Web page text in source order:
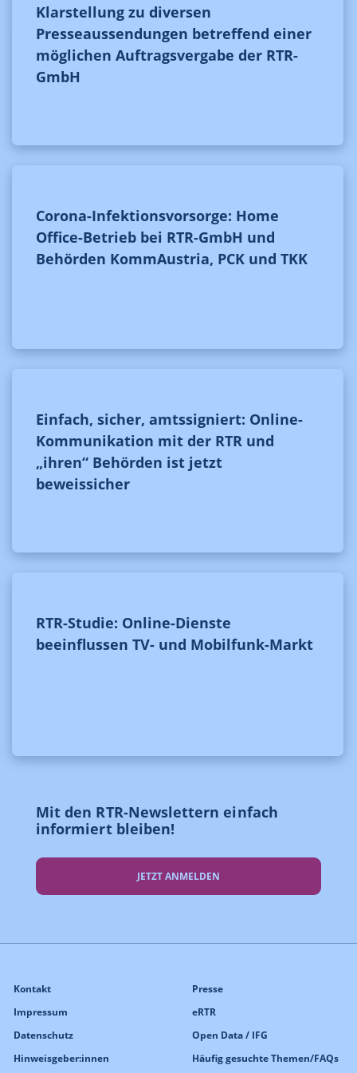
Klarstellung zu diversen
Presseaussendungen betreffend einer
möglichen Auftragsvergabe der RTR-
GmbH
Corona-Infektionsvorsorge: Home
Office-Betrieb bei RTR-GmbH und
Behörden KommAustria, PCK und TKK
Einfach, sicher, amtssigniert: Online-
Kommunikation mit der RTR und
„ihren“ Behörden ist jetzt
beweissicher
RTR-Studie: Online-Dienste
beeinflussen TV- und Mobilfunk-Markt
Mit den RTR-Newslettern einfach
informiert bleiben!
JETZT ANMELDEN
Kontakt
Impressum
Datenschutz
Hinweisgeber:innen
Presse
eRTR
Open Data / IFG
Häufig gesuchte Themen/FAQs